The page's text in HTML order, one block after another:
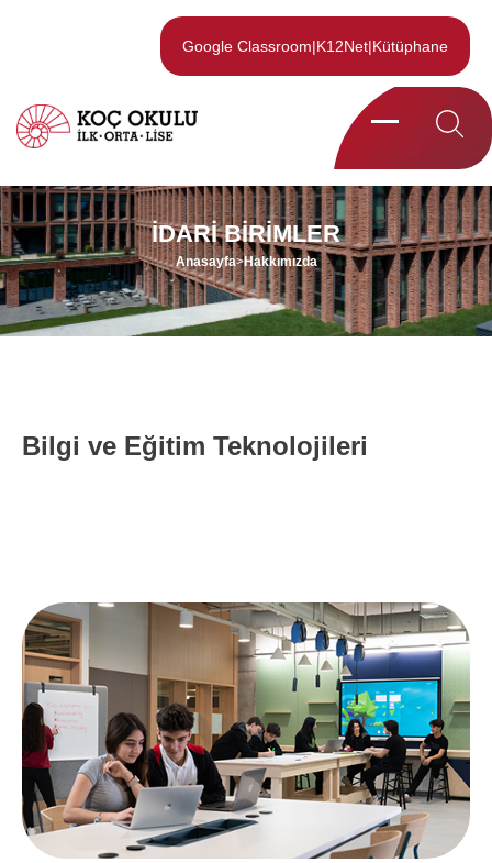
Google Classroom|K12Net|Kütüphane
İDARI BIRIMLER
Anasayfa>Hakkımızda
Bilgi ve Eğitim Teknolojileri